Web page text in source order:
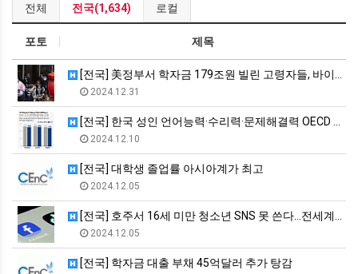
전체 전국(1,634) 로컬
포토 제목
[전국] 美정부서 학자금 179조원 빌린 고령자들, 바이든에 탕…
2024.12.31
[전국] 한국 성인 언어능력·수리력·문제해결력 OECD 평균 이…
2024.12.10
[전국] 대학생 졸업률 아시아계가 최고
2024.12.05
[전국] 호주서 16세 미만 청소년 SNS 못 쓴다…전세계서 첫…
2024.12.05
[전국] 학자금 대출 부채 45억달러 추가 탕감